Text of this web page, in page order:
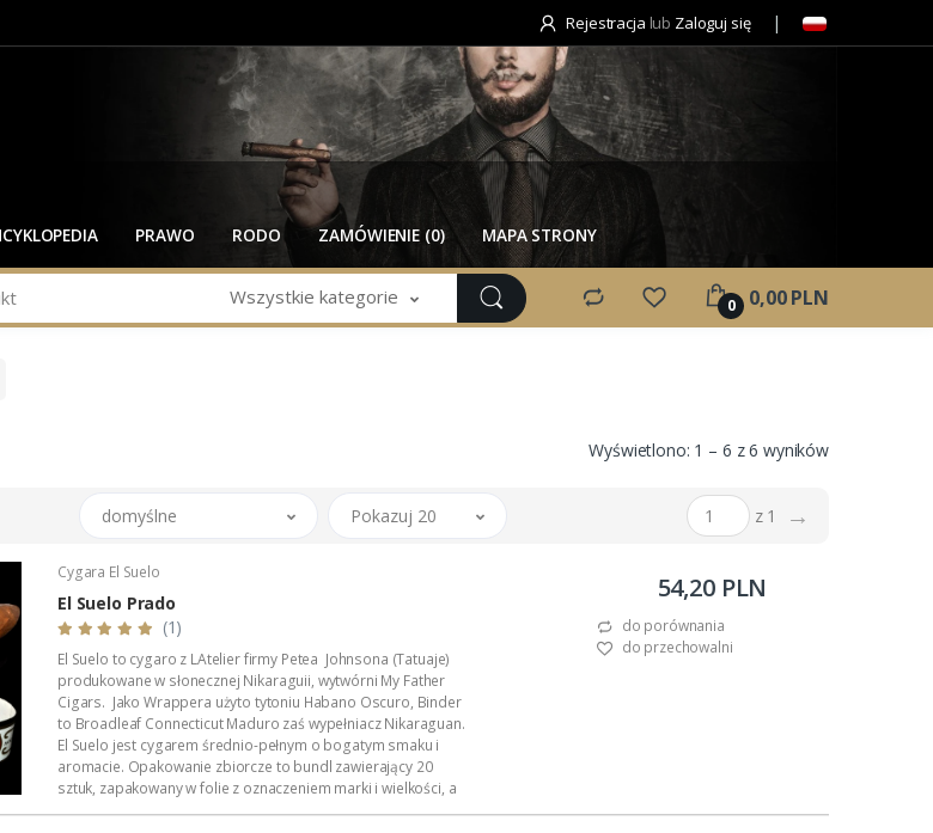
Rejestracja lub Zaloguj się
PRAWO RODO ZAMÓWIENIE (0) MAPA STRONY
Wszystkie kategorie 0 0,00 PLN
Wyświetlono: 1 – 6 z 6 wyników
domyślne Pokazuj 20 z 1 →
Cygara El Suelo
El Suelo Prado
(1)
El Suelo to cygaro z LAtelier firmy Petea Johnsona (Tatuaje)
produkowane w słonecznej Nikaraguii, wytwórni My Father
Cigars. Jako Wrappera użyto tytoniu Habano Oscuro, Binder
to Broadleaf Connecticut Maduro zaś wypełniacz Nikaraguan.
El Suelo jest cygarem średnio-pełnym o bogatym smaku i
aromacie. Opakowanie zbiorcze to bundl zawierający 20
sztuk, zapakowany w folie z oznaczeniem marki i wielkości, a
następnie w skrzynkę cedrową w której...
54,20 PLN
do porównania
do przechowalni